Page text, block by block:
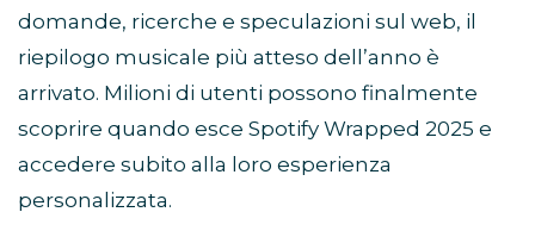
domande, ricerche e speculazioni sul web, il
riepilogo musicale più atteso dell’anno è
arrivato. Milioni di utenti possono finalmente
scoprire quando esce Spotify Wrapped 2025 e
accedere subito alla loro esperienza
personalizzata.